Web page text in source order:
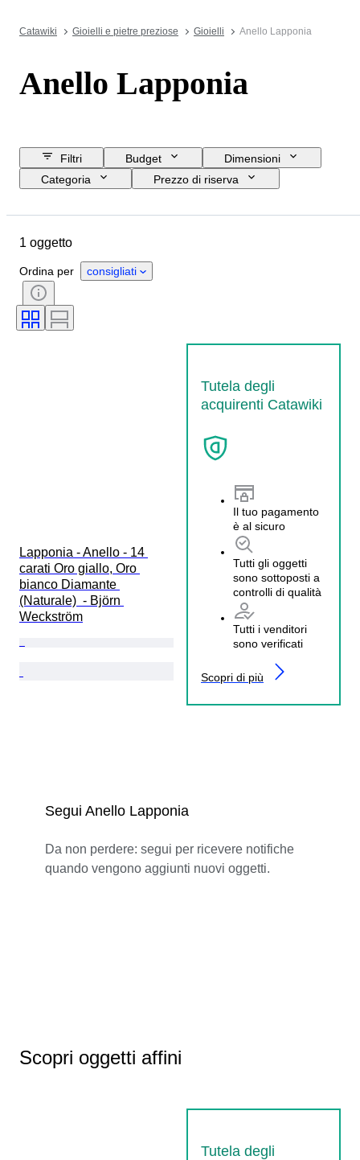
Catawiki Gioielli e pietre preziose Gioielli Anello Lapponia
Anello Lapponia
Filtri Budget
Dimensioni
Categoria
Prezzo di riserva
Paese d’origine
Condizioni
Pietra preziosa
Titolo
Tipo di diamante
1 oggetto
Ordina per consigliati
Lapponia - Anello - 14
carati Oro giallo, Oro
bianco Diamante
(Naturale)  - Björn
Weckström
Tutela degli
acquirenti Catawiki
Il tuo pagamento
è al sicuro
Tutti gli oggetti
sono sottoposti a
controlli di qualità
Tutti i venditori
sono verificati
Scopri di più
Segui Anello Lapponia
Da non perdere: segui per ricevere notifiche
quando vengono aggiunti nuovi oggetti.
Scopri oggetti affini
Tutela degli